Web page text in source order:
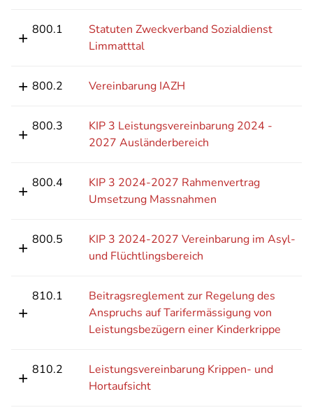
800.1
Statuten Zweckverband Sozialdienst
Limmatttal
800.2 Vereinbarung IAZH
800.3
KIP 3 Leistungsvereinbarung 2024 -
2027 Ausländerbereich
800.4
KIP 3 2024-2027 Rahmenvertrag
Umsetzung Massnahmen
800.5
KIP 3 2024-2027 Vereinbarung im Asyl-
und Flüchtlingsbereich
810.1
Beitragsreglement zur Regelung des
Anspruchs auf Tarifermässigung von
Leistungsbezügern einer Kinderkrippe
810.2
Leistungsvereinbarung Krippen- und
Hortaufsicht